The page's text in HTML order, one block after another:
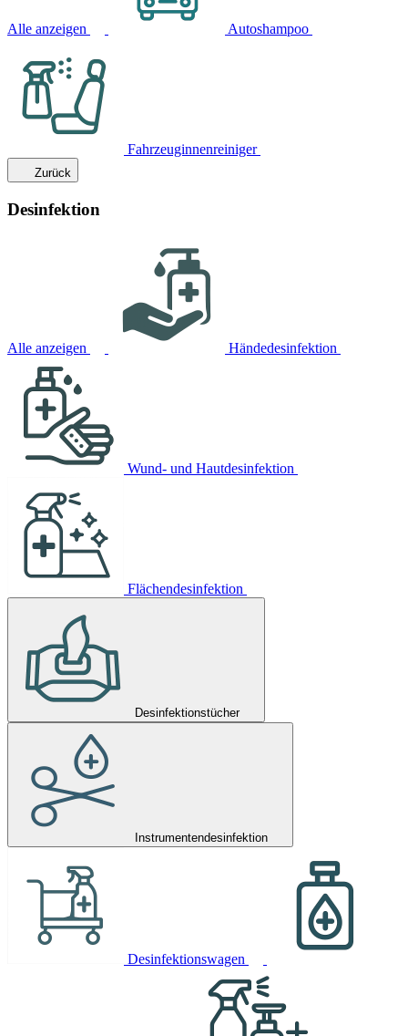
Alle anzeigen Autoshampoo
Fahrzeuginnenreiniger
Zurück
Desinfektion
Alle anzeigen Händedesinfektion
Wund- und Hautdesinfektion
Flächendesinfektion
Desinfektionstücher
Instrumentendesinfektion
Desinfektionswagen